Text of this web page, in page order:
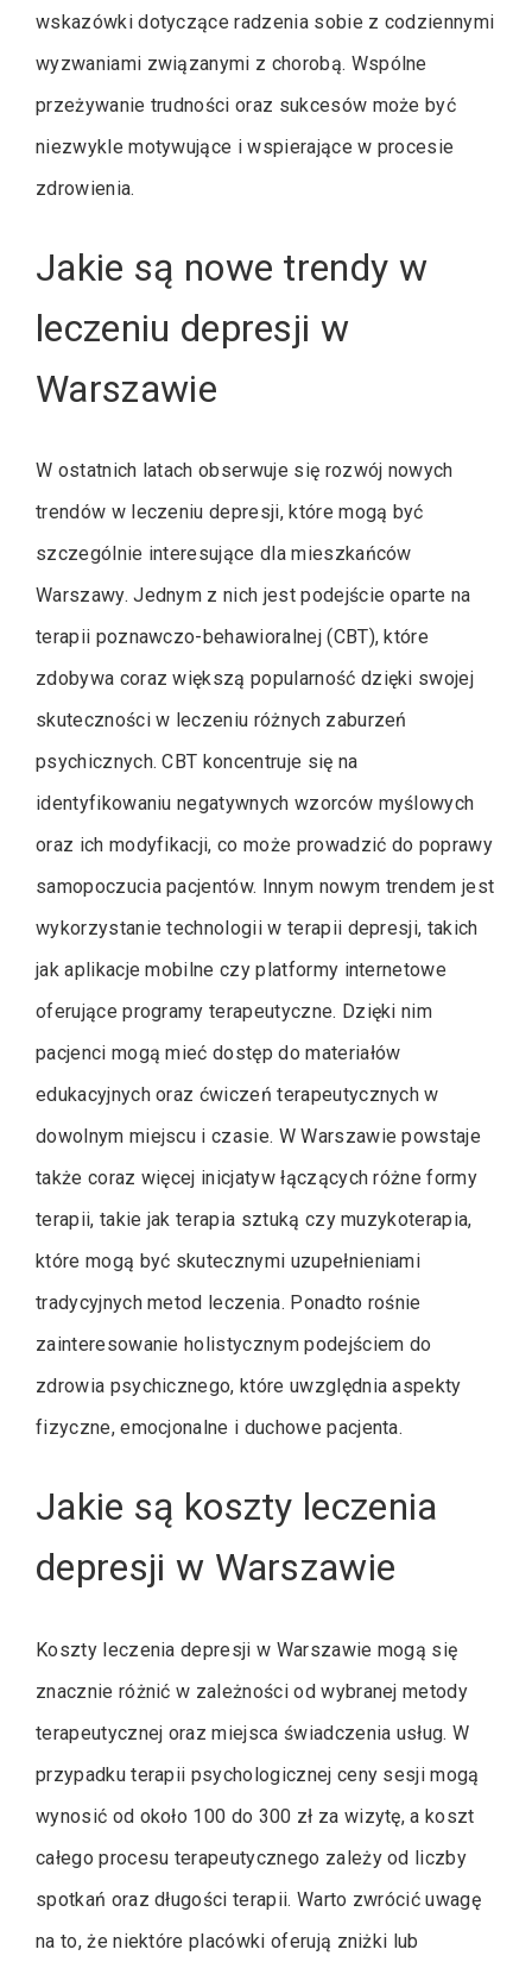
wskazówki dotyczące radzenia sobie z codziennymi
wyzwaniami związanymi z chorobą. Wspólne
przeżywanie trudności oraz sukcesów może być
niezwykle motywujące i wspierające w procesie
zdrowienia.
Jakie są nowe trendy w
leczeniu depresji w
Warszawie
W ostatnich latach obserwuje się rozwój nowych
trendów w leczeniu depresji, które mogą być
szczególnie interesujące dla mieszkańców
Warszawy. Jednym z nich jest podejście oparte na
terapii poznawczo-behawioralnej (CBT), które
zdobywa coraz większą popularność dzięki swojej
skuteczności w leczeniu różnych zaburzeń
psychicznych. CBT koncentruje się na
identyfikowaniu negatywnych wzorców myślowych
oraz ich modyfikacji, co może prowadzić do poprawy
samopoczucia pacjentów. Innym nowym trendem jest
wykorzystanie technologii w terapii depresji, takich
jak aplikacje mobilne czy platformy internetowe
oferujące programy terapeutyczne. Dzięki nim
pacjenci mogą mieć dostęp do materiałów
edukacyjnych oraz ćwiczeń terapeutycznych w
dowolnym miejscu i czasie. W Warszawie powstaje
także coraz więcej inicjatyw łączących różne formy
terapii, takie jak terapia sztuką czy muzykoterapia,
które mogą być skutecznymi uzupełnieniami
tradycyjnych metod leczenia. Ponadto rośnie
zainteresowanie holistycznym podejściem do
zdrowia psychicznego, które uwzględnia aspekty
fizyczne, emocjonalne i duchowe pacjenta.
Jakie są koszty leczenia
depresji w Warszawie
Koszty leczenia depresji w Warszawie mogą się
znacznie różnić w zależności od wybranej metody
terapeutycznej oraz miejsca świadczenia usług. W
przypadku terapii psychologicznej ceny sesji mogą
wynosić od około 100 do 300 zł za wizytę, a koszt
całego procesu terapeutycznego zależy od liczby
spotkań oraz długości terapii. Warto zwrócić uwagę
na to, że niektóre placówki oferują zniżki lub